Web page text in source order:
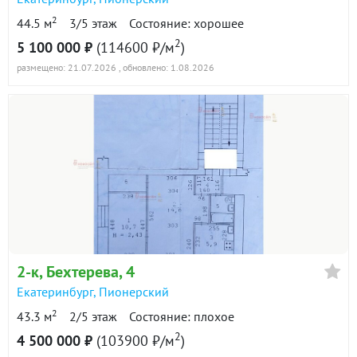
44.5 м2 3/5 этаж Состояние: хорошее
5 100 000 ₽ (114600 ₽/м2)
размещено: 21.07.2026 , обновлено: 1.08.2026
2-к, Бехтерева, 4
Екатеринбург, Пионерский
43.3 м2 2/5 этаж Состояние: плохое
4 500 000 ₽ (103900 ₽/м2)